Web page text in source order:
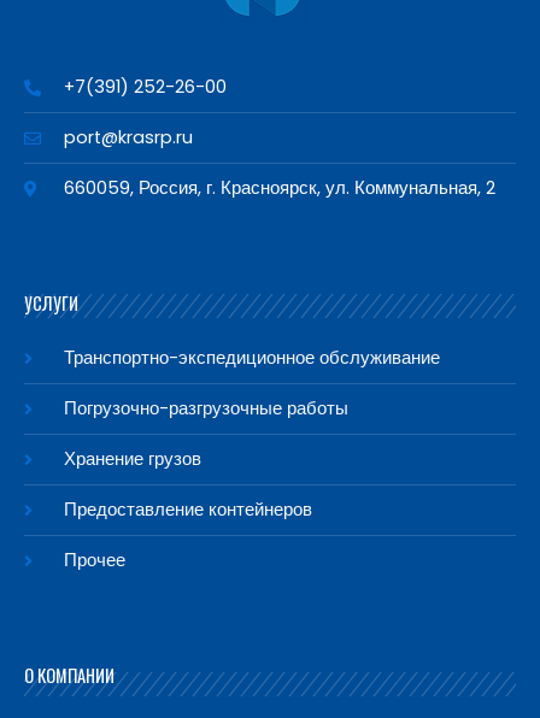
+7(391) 252-26-00
port@krasrp.ru
660059, Россия, г. Красноярск, ул. Коммунальная, 2
УСЛУГИ
Транспортно-экспедиционное обслуживание
Погрузочно-разгрузочные работы
Хранение грузов
Предоставление контейнеров
Прочее
О КОМПАНИИ